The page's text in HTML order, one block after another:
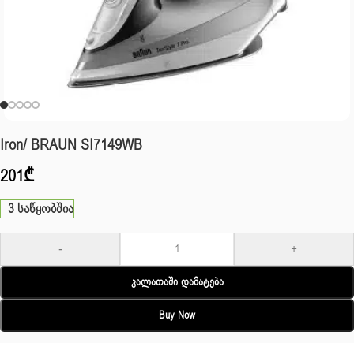
Iron/ BRAUN SI7149WB
201₾
3 საწყობშია
- +
Კალათაში Დამატება
Buy Now